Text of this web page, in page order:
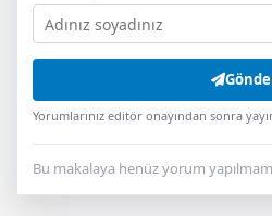
Yorumlarınız editör onayından sonra
Bu makalaya henüz yorum